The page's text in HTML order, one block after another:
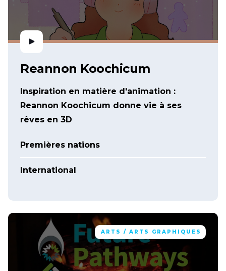
Reannon Koochicum
Inspiration en matière d'animation :
Reannon Koochicum donne vie à ses
rêves en 3D
Premières nations
International
ARTS / ARTS GRAPHIQUES